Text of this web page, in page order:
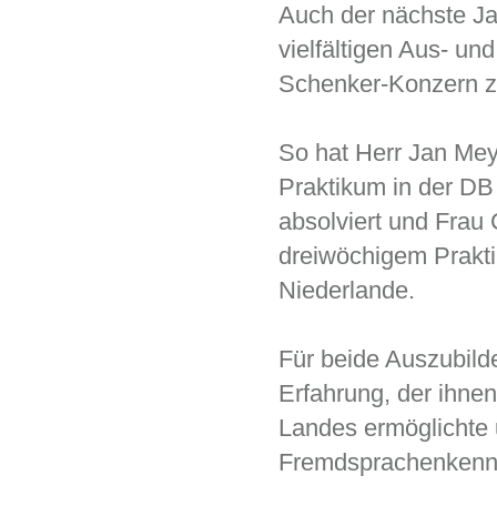
Auch der nächste
vielfältigen Aus-
Schenker-Konzern
So hat Herr Jan
Praktikum in der
absolviert und Frau
dreiwöchigem
Niederlande.
Für beide
Erfahrung, der
Landes